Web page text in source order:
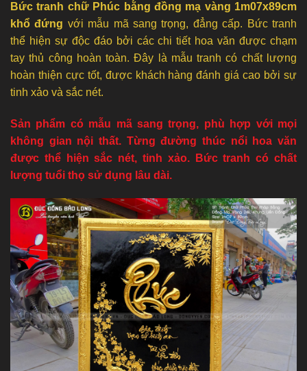
Bức tranh chữ Phúc bằng đồng mạ vàng 1m07x89cm
khổ đứng với mẫu mã sang trọng, đẳng cấp. Bức tranh
thể hiện sự độc đáo bởi các chi tiết hoa văn được chạm
tay thủ công hoàn toàn. Đây là mẫu tranh có chất lượng
hoàn thiện cực tốt, được khách hàng đánh giá cao bởi sự
tinh xảo và sắc nét.
Sản phẩm có mẫu mã sang trọng, phù hợp với mọi
không gian nội thất. Từng đường thúc nổi hoa văn
được thể hiện sắc nét, tinh xảo. Bức tranh có chất
lượng tuổi thọ sử dụng lâu dài.